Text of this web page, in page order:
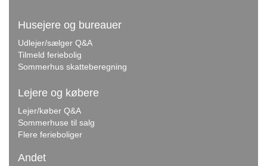
Husejere og bureauer
Udlejer/sælger Q&A
Tilmeld feriebolig
Sommerhus skatteberegning
Lejere og købere
Lejer/køber Q&A
Sommerhuse til salg
Flere ferieboliger
Andet